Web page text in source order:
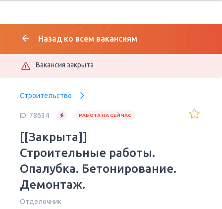
Назад ко всем вакансиям
Вакансия закрыта
Строительство
ID: 78634 РАБОТА НА СЕЙЧАС
[[Закрыта]]
Строительные работы.
Опалубка. Бетонирование.
Демонтаж.
Отделочник